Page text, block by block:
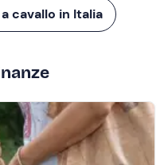
cavallo in Italia